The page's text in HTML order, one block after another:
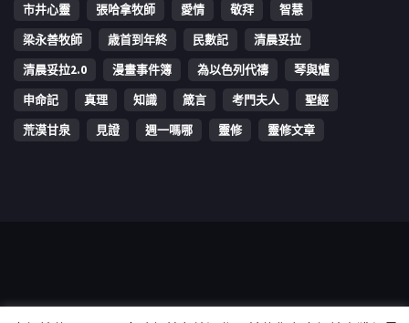
市井心靈
張哈拿牧師 愛情 敬拜
智慧
梁永善牧師
歳首到年終 民數記
清晨妥拉
清晨妥拉2.0
漫畫事件簿 為以色列代禱
琴與爐
申命記
真理 知識 箴言 考門夫人
聖經
荒漠甘泉
見證 週一嗎哪 靈修 靈修文章